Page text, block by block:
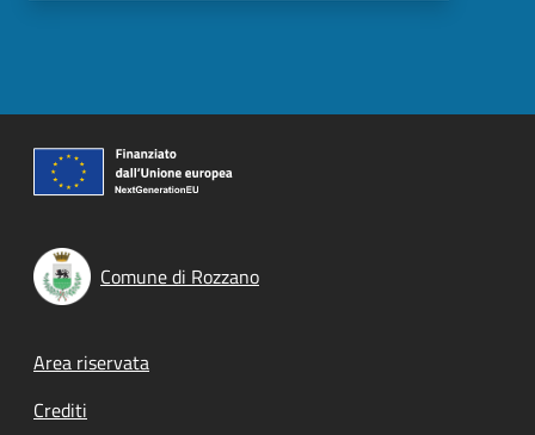
Comune di Rozzano
Footer menu
Area riservata
Crediti